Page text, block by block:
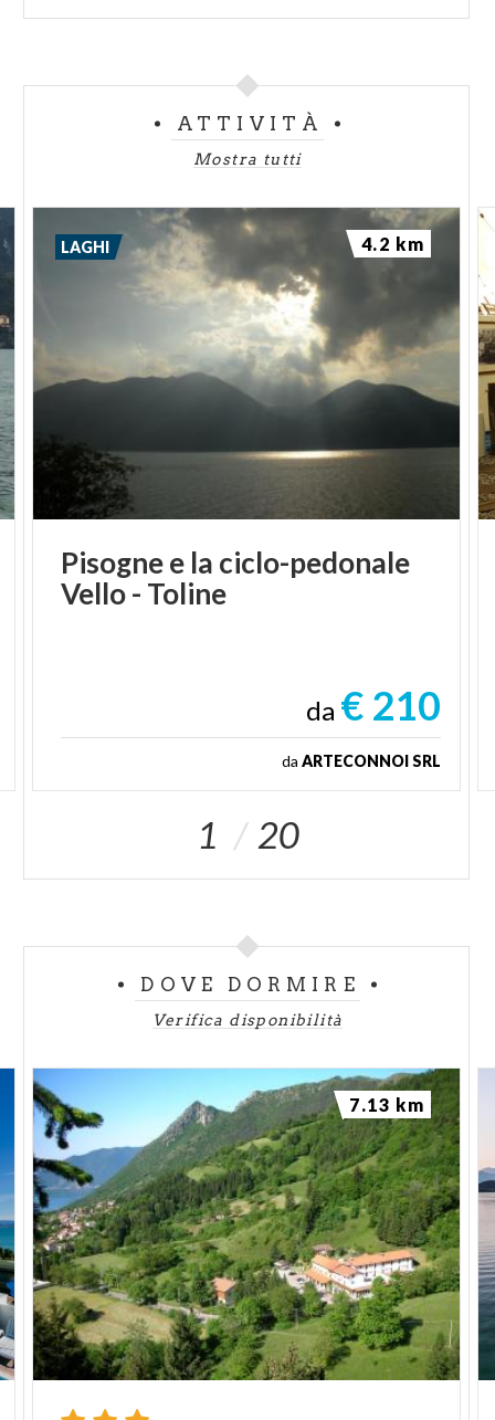
ATTIVITÀ
Mostra tutti
Pisognee la ciclo-pedonale
Vello- Toline
da € 210
da ARTECONNOI SRL
LAGHI 4.2 km
1 20
DOVE DORMIRE
Verifica disponibilità
7.13 km